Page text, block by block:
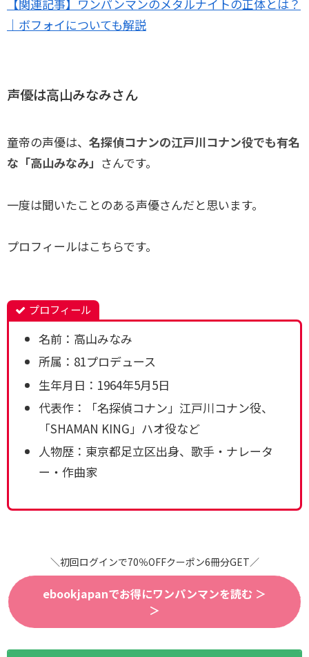
【関連記事】ワンパンマンのメタルナイトの正体とは？
｜ボフォイについても解説
声優は高山みなみさん
童帝の声優は、 名探偵コナンの江戸川コナン役でも有名
な「高山みなみ」 さんです。
一度は聞いたことのある声優さんだと思います。
プロフィールはこちらです。
プロフィール
名前：高山みなみ
所属：81プロデュース
生年月日：1964年5月5日
代表作：「名探偵コナン」江戸川コナン役、
「SHAMAN KING」ハオ役など
人物歴：東京都足立区出身、歌手・ナレータ
ー・作曲家
＼初回ログインで70％OFFクーポン6冊分GET／
ebookjapanでお得にワンパンマンを読む ＞
＞